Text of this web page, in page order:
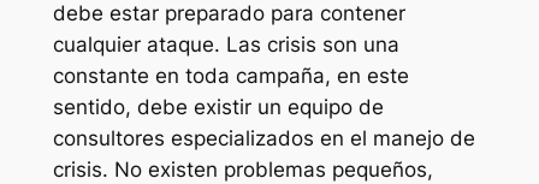
debe estar preparado para contener
cualquier ataque. Las crisis son una
constante en toda campaña, en este
sentido, debe existir un equipo de
consultores especializados en el manejo de
crisis. No existen problemas pequeños,